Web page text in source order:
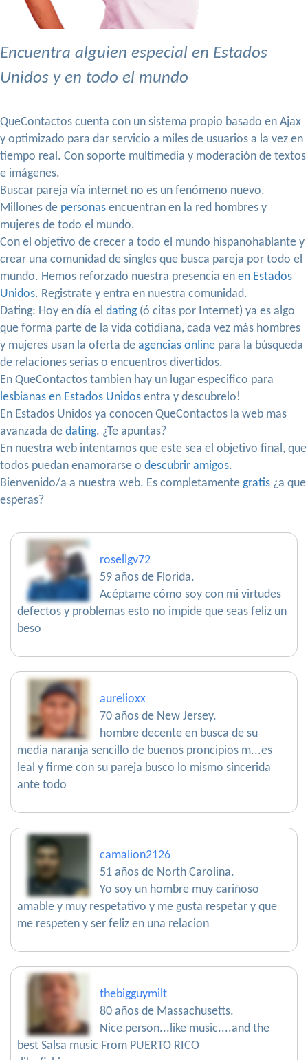
Encuentra alguien especial en Estados
Unidos y en todo el mundo
QueContactos cuenta con un sistema propio basado en Ajax
y optimizado para dar servicio a miles de usuarios a la vez en
tiempo real. Con soporte multimedia y moderación de textos
e imágenes.
Buscar pareja vía internet no es un fenómeno nuevo.
Millones de personas encuentran en la red hombres y
mujeres de todo el mundo.
Con el objetivo de crecer a todo el mundo hispanohablante y
crear una comunidad de singles que busca pareja por todo el
mundo. Hemos reforzado nuestra presencia en en Estados
Unidos. Registrate y entra en nuestra comunidad.
Dating: Hoy en día el dating(ó citas por Internet) ya es algo
que forma parte de la vida cotidiana, cada vez más hombres
y mujeres usan la oferta de agencias online para la búsqueda
de relaciones serias o encuentros divertidos.
En QueContactos tambien hay un lugar especifico para
lesbianas en Estados Unidos entra y descubrelo!
En Estados Unidos ya conocen QueContactos la web mas
avanzada de dating. ¿Te apuntas?
En nuestra web intentamos que este sea el objetivo final, que
todos puedan enamorarse o descubrir amigos.
Bienvenido/a a nuestra web. Es completamente gratis ¿a que
esperas?
rosellgv72
59 años de Florida.
Acéptame cómo soy con mi virtudes
defectos y problemas esto no impide que seas feliz un
beso
aurelioxx
70 años de New Jersey.
hombre decente en busca de su
media naranja sencillo de buenos proncipios m...es
leal y firme con su pareja busco lo mismo sincerida
ante todo
camalion2126
51 años de North Carolina.
Yo soy un hombre muy cariñoso
amable y muy respetativo y me gusta respetar y que
me respeten y ser feliz en una relacion
thebigguymilt
80 años de Massachusetts.
Nice person...like music....and the
best Salsa music From PUERTO RICO